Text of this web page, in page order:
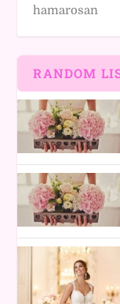
hamarosan
RANDOM